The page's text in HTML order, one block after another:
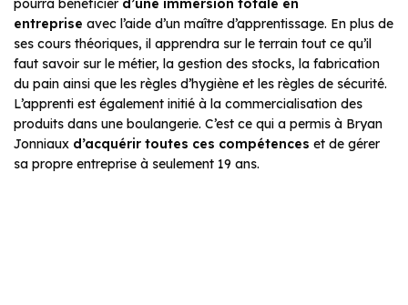
pourra bénéficier d’une immersion totale en
entreprise avec l’aide d’un maître d’apprentissage. En plus de
ses cours théoriques, il apprendra sur le terrain tout ce qu’il
faut savoir sur le métier, la gestion des stocks, la fabrication
du pain ainsi que les règles d’hygiène et les règles de sécurité.
L’apprenti est également initié à la commercialisation des
produits dans une boulangerie. C’est ce qui a permis à Bryan
Jonniaux d’acquérir toutes ces compétences et de gérer
sa propre entreprise à seulement 19 ans.